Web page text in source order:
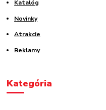
Katalóg
Novinky
Atrakcie
Reklamy
Kategória